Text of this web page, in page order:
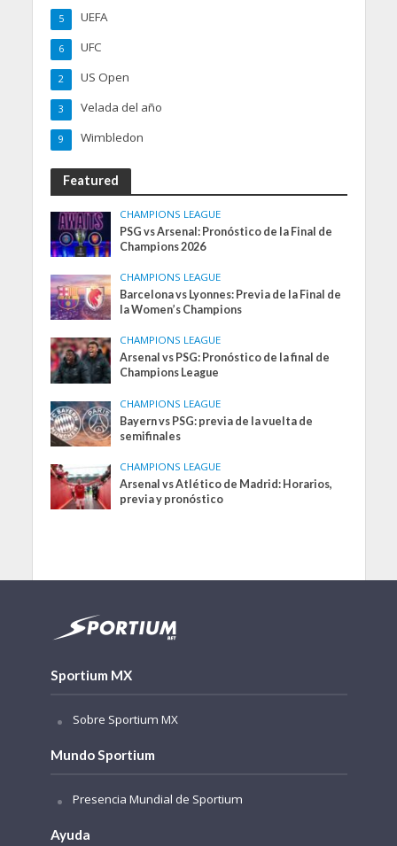
UEFA
5
UFC
6
US Open
2
Velada del año
3
Wimbledon
9
Featured
CHAMPIONS LEAGUE
PSG vs Arsenal: Pronóstico de la Final de
Champions 2026
CHAMPIONS LEAGUE
Barcelona vs Lyonnes: Previa de la Final de
la Women’s Champions
CHAMPIONS LEAGUE
Arsenal vs PSG: Pronóstico de la final de
Champions League
CHAMPIONS LEAGUE
Bayern vs PSG: previa de la vuelta de
semifinales
CHAMPIONS LEAGUE
Arsenal vs Atlético de Madrid: Horarios,
previa y pronóstico
Sportium MX
Sobre Sportium MX
Mundo Sportium
Presencia Mundial de Sportium
Ayuda